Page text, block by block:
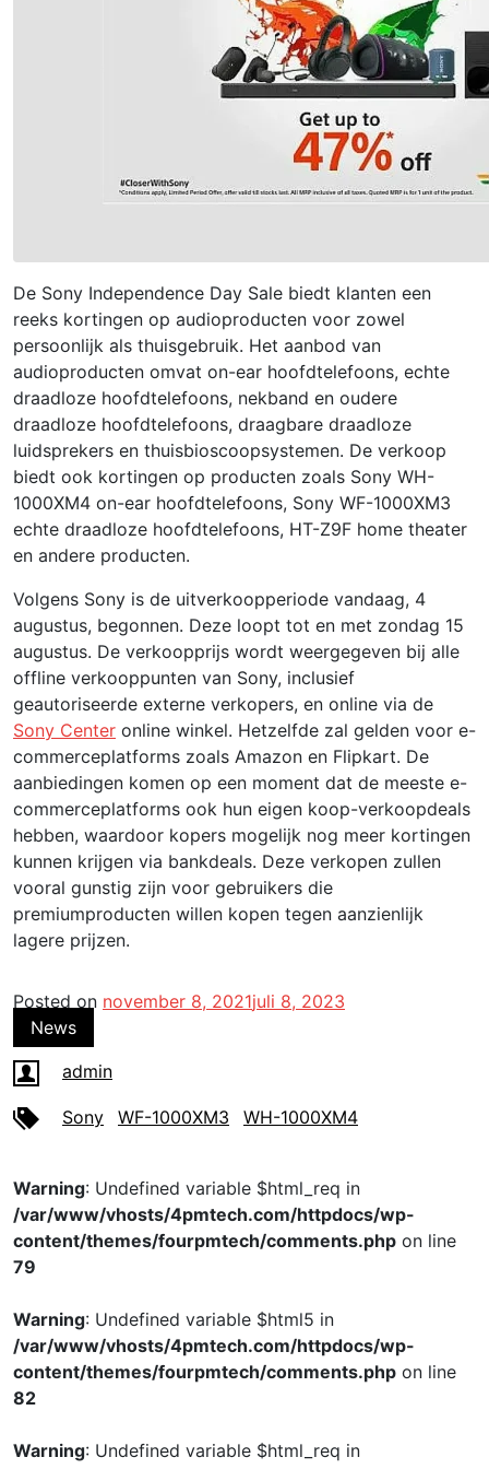
De Sony Independence Day Sale biedt klanten een
reeks kortingen op audioproducten voor zowel
persoonlijk als thuisgebruik. Het aanbod van
audioproducten omvat on-ear hoofdtelefoons, echte
draadloze hoofdtelefoons, nekband en oudere
draadloze hoofdtelefoons, draagbare draadloze
luidsprekers en thuisbioscoopsystemen. De verkoop
biedt ook kortingen op producten zoals Sony WH-
1000XM4 on-ear hoofdtelefoons, Sony WF-1000XM3
echte draadloze hoofdtelefoons, HT-Z9F home theater
en andere producten.
Volgens Sony is de uitverkoopperiode vandaag, 4
augustus, begonnen. Deze loopt tot en met zondag 15
augustus. De verkoopprijs wordt weergegeven bij alle
offline verkooppunten van Sony, inclusief
geautoriseerde externe verkopers, en online via de
Sony Center online winkel. Hetzelfde zal gelden voor e-
commerceplatforms zoals Amazon en Flipkart. De
aanbiedingen komen op een moment dat de meeste e-
commerceplatforms ook hun eigen koop-verkoopdeals
hebben, waardoor kopers mogelijk nog meer kortingen
kunnen krijgen via bankdeals. Deze verkopen zullen
vooral gunstig zijn voor gebruikers die
premiumproducten willen kopen tegen aanzienlijk
lagere prijzen.
Posted on november 8, 2021juli 8, 2023
News
admin
Sony WF-1000XM3 WH-1000XM4
Warning: Undefined variable $html_req in
/var/www/vhosts/4pmtech.com/httpdocs/wp-
content/themes/fourpmtech/comments.php on line
79
Warning: Undefined variable $html5 in
/var/www/vhosts/4pmtech.com/httpdocs/wp-
content/themes/fourpmtech/comments.php on line
82
Warning: Undefined variable $html_req in